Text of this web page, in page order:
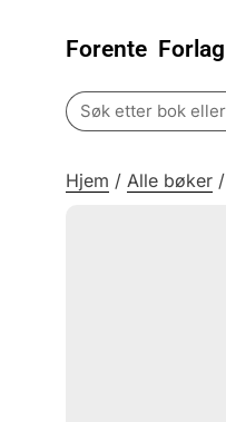
Forente Forlag
Search
for:
Hjem / Alle bøker /